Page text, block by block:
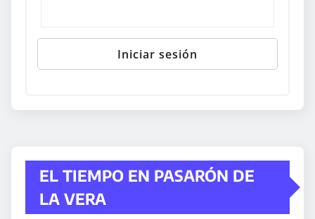
EL TIEMPO EN PASARÓN DE
LA VERA